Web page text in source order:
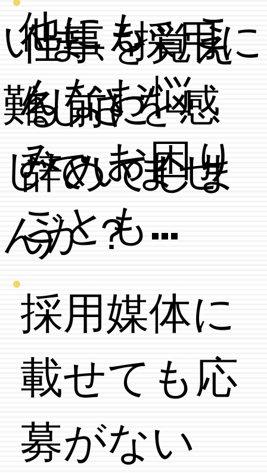
仕事を覚え
る前に
​辞めてしま
う
採用媒体に
載せても応
募がない
​いま、採用に
難しさを感
じていませ
んか？
​他にも、こ
んなお悩
み・お困り
ごとも…